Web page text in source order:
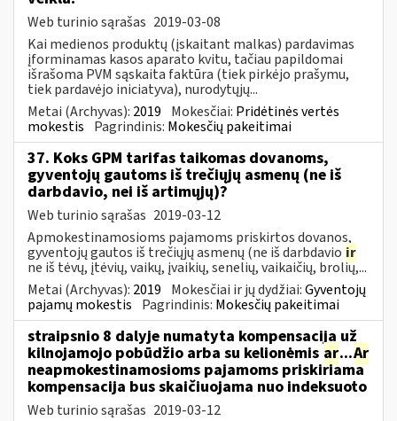
Web turinio sąrašas 2019-03-08
Kai medienos produktų (įskaitant malkas) pardavimas
įforminamas kasos aparato kvitu, tačiau papildomai
išrašoma PVM sąskaita faktūra (tiek pirkėjo prašymu,
tiek pardavėjo iniciatyva), nurodytųjų...
Metai (Archyvas): 2019 Mokesčiai: Pridėtinės vertės
mokestis Pagrindinis: Mokesčių pakeitimai
37. Koks GPM tarifas taikomas dovanoms,
gyventojų gautoms iš trečiųjų asmenų (ne iš
darbdavio, nei iš artimųjų)?
Web turinio sąrašas 2019-03-12
Apmokestinamosioms pajamoms priskirtos dovanos,
gyventojų gautos iš trečiųjų asmenų (ne iš darbdavio ir
ne iš tėvų, įtėvių, vaikų, įvaikių, senelių, vaikaičių, brolių,...
Metai (Archyvas): 2019 Mokesčiai ir jų dydžiai:Gyventojų
pajamų mokestis Pagrindinis: Mokesčių pakeitimai
straipsnio 8 dalyje numatyta kompensacija už
kilnojamojo pobūdžio arba su kelionėmis ar...Ar
neapmokestinamosioms pajamoms priskiriama
kompensacija bus skaičiuojama nuo indeksuoto
Web turinio sąrašas 2019-03-12